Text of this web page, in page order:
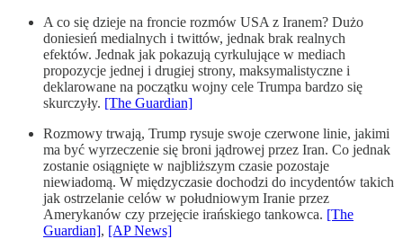
A co się dzieje na froncie rozmów USA z Iranem? Dużo
doniesień medialnych i twittów, jednak brak realnych
efektów. Jednak jak pokazują cyrkulujące w mediach
propozycje jednej i drugiej strony, maksymalistyczne i
deklarowane na początku wojny cele Trumpa bardzo się
skurczyły. [The Guardian]
Rozmowy trwają, Trump rysuje swoje czerwone linie, jakimi
ma być wyrzeczenie się broni jądrowej przez Iran. Co jednak
zostanie osiągnięte w najbliższym czasie pozostaje
niewiadomą. W międzyczasie dochodzi do incydentów takich
jak ostrzelanie celów w południowym Iranie przez
Amerykanów czy przejęcie irańskiego tankowca. [The
Guardian], [AP News]